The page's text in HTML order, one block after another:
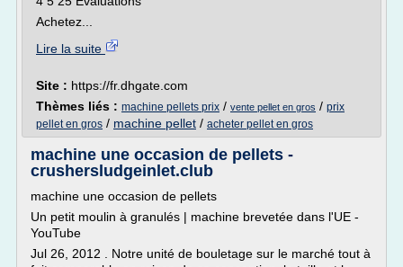
Achetez...
Lire la suite
Site : https://fr.dhgate.com
Thèmes liés : machine pellets prix / vente pellet en gros / prix
pellet en gros / machine pellet / acheter pellet en gros
machine une occasion de pellets -
crushersludgeinlet.club
machine une occasion de pellets
Un petit moulin à granulés | machine brevetée dans l'UE -
YouTube
Jul 26, 2012 . Notre unité de bouletage sur le marché tout à